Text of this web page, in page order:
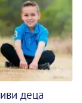
деца